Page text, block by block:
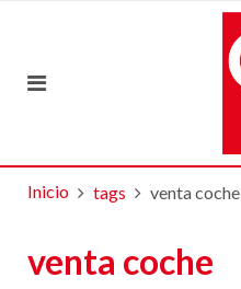
Inicio tags venta coche
venta coche